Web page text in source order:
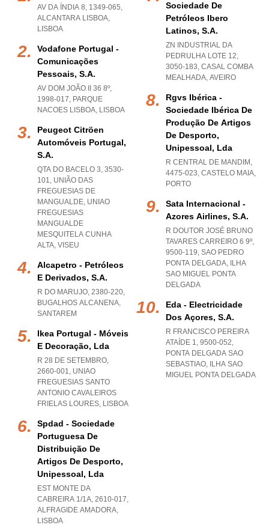
AV DA ÍNDIA 8, 1349-065,
ALCANTARA LISBOA,
LISBOA
Vodafone Portugal -
Comunicações
Pessoais, S.a.
AV DOM JOÃO II 36 8º,
1998-017, PARQUE
NACOES LISBOA, LISBOA
Peugeot Citröen
Automóveis Portugal,
S.a.
QTA DO BACELO 3, 3530-
101, UNIÃO DAS
FREGUESIAS DE
MANGUALDE, UNIAO
FREGUESIAS
MANGUALDE
MESQUITELA CUNHA
ALTA, VISEU
Alcapetro - Petróleos
E Derivados, S.a.
R DO MARUJO, 2380-220,
BUGALHOS ALCANENA,
SANTAREM
Ikea Portugal - Móveis
E Decoração, Lda
R 28 DE SETEMBRO,
2660-001, UNIAO
FREGUESIAS SANTO
ANTONIO CAVALEIROS
FRIELAS LOURES, LISBOA
Spdad - Sociedade
Portuguesa De
Distribuição De
Artigos De Desporto,
Unipessoal, Lda
EST MONTE DA
CABREIRA 1/1A, 2610-017,
ALFRAGIDE AMADORA,
LISBOA
Sociedade De
Petróleos Ibero
Latinos, S.a.
ZN INDUSTRIAL DA
PEDRULHA LOTE 12,
3050-183, CASAL COMBA
MEALHADA, AVEIRO
Rgvs Ibérica -
Sociedade Ibérica De
Produção De Artigos
De Desporto,
Unipessoal, Lda
R CENTRAL DE MANDIM,
4475-023, CASTELO MAIA,
PORTO
Sata Internacional -
Azores Airlines, S.a.
R DOUTOR JOSÉ BRUNO
TAVARES CARREIRO 6 9º,
9500-119, SAO PEDRO
PONTA DELGADA, ILHA
SAO MIGUEL PONTA
DELGADA
Eda - Electricidade
Dos Açores, S.a.
R FRANCISCO PEREIRA
ATAÍDE 1, 9500-052,
PONTA DELGADA SAO
SEBASTIAO, ILHA SAO
MIGUEL PONTA DELGADA